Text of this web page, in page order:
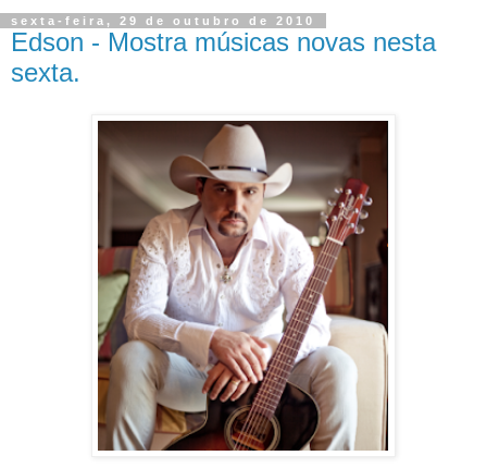
sexta-feira, 29 de outubro de 2010
Edson - Mostra músicas novas nesta
sexta.